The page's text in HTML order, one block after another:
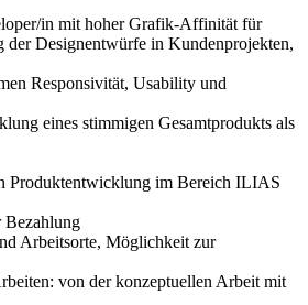
in mit hoher Grafik-Affinität für
der Designentwürfe in Kundenprojekten,
Responsivität, Usability und
eines stimmigen Gesamtprodukts als
Produktentwicklung im Bereich ILIAS
Bezahlung
Arbeitsorte, Möglichkeit zur
von der konzeptuellen Arbeit mit